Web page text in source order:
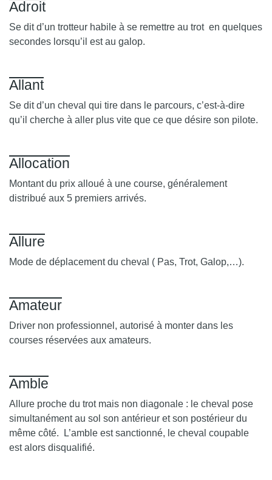
Adroit
Se dit d’un trotteur habile à se remettre au trot en quelques
secondes lorsqu’il est au galop.
Allant
Se dit d’un cheval qui tire dans le parcours, c’est-à-dire
qu’il cherche à aller plus vite que ce que désire son pilote.
Allocation
Montant du prix alloué à une course, généralement
distribué aux 5 premiers arrivés.
Allure
Mode de déplacement du cheval ( Pas, Trot, Galop,…).
Amateur
Driver non professionnel, autorisé à monter dans les
courses réservées aux amateurs.
Amble
Allure proche du trot mais non diagonale : le cheval pose
simultanément au sol son antérieur et son postérieur du
même côté. L’amble est sanctionné, le cheval coupable
est alors disqualifié.